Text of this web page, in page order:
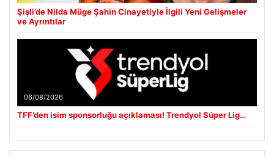
Şişli’de Nilda Müge Şahin Cinayetiyle İlgili Yeni Gelişmeler
ve Ayrıntılar
06/08/2026
TFF’den isim sponsorluğu açıklaması! Trendyol Süper Lig…